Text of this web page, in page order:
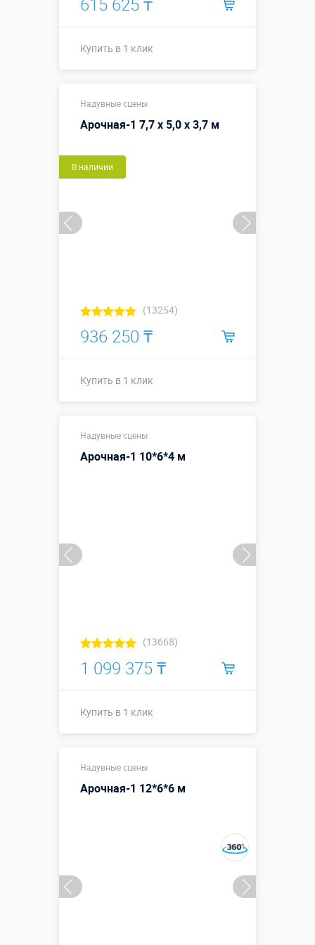
Купить в 1 клик
Больше деталей →
Смотреть видео
Надувные сцены
Арочная-1 7,7 х 5,0 х 3,7 м
В наличии
(13254)
936 250 ₸
Купить в 1 клик
Размеры, м:
Больше деталей →
Надувные сцены
Арочная-1 10*6*4 м
(13668)
1 099 375 ₸
Купить в 1 клик
Больше деталей →
Смотреть видео
Надувные сцены
Арочная-1 12*6*6 м